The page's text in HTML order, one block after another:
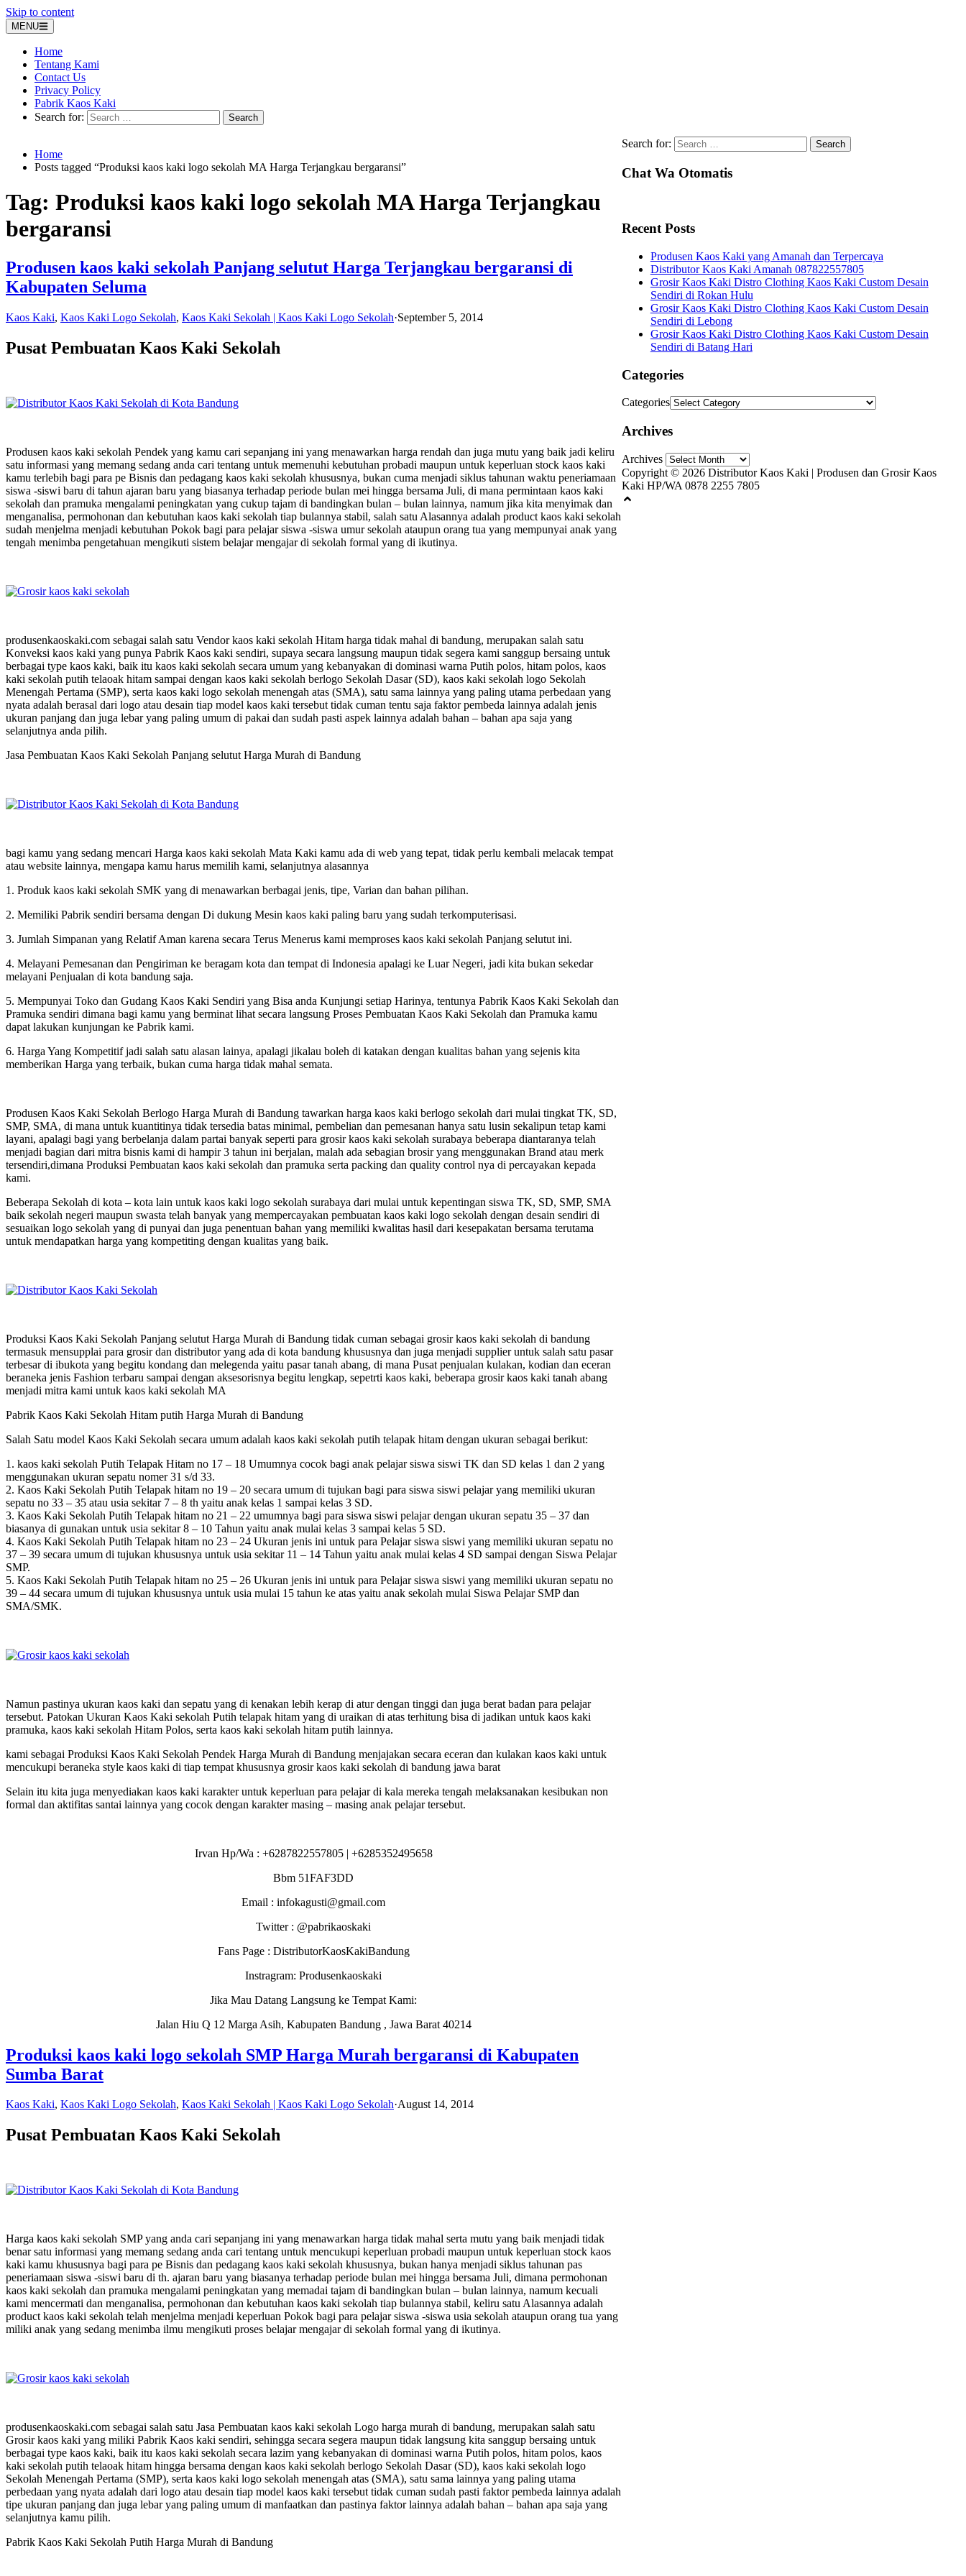
Skip to content
MENU
Home
Tentang Kami
Contact Us
Privacy Policy
Pabrik Kaos Kaki
Search for:
Home
Posts tagged “Produksi kaos kaki logo sekolah MA Harga Terjangkau bergaransi”
Tag: Produksi kaos kaki logo sekolah MA Harga Terjangkau
bergaransi
Produsen kaos kaki sekolah Panjang selutut Harga Terjangkau bergaransi di
Kabupaten Seluma
Kaos Kaki, Kaos Kaki Logo Sekolah, Kaos Kaki Sekolah | Kaos Kaki Logo Sekolah·September 5, 2014
Pusat Pembuatan Kaos Kaki Sekolah
Produsen kaos kaki sekolah Pendek yang kamu cari sepanjang ini yang menawarkan harga rendah dan juga mutu yang baik jadi keliru
satu informasi yang memang sedang anda cari tentang untuk memenuhi kebutuhan probadi maupun untuk keperluan stock kaos kaki
kamu terlebih bagi para pe Bisnis dan pedagang kaos kaki sekolah khususnya, bukan cuma menjadi siklus tahunan waktu peneriamaan
siswa -siswi baru di tahun ajaran baru yang biasanya terhadap periode bulan mei hingga bersama Juli, di mana permintaan kaos kaki
sekolah dan pramuka mengalami peningkatan yang cukup tajam di bandingkan bulan – bulan lainnya, namum jika kita menyimak dan
menganalisa, permohonan dan kebutuhan kaos kaki sekolah tiap bulannya stabil, salah satu Alasannya adalah product kaos kaki sekolah
sudah menjelma menjadi kebutuhan Pokok bagi para pelajar siswa -siswa umur sekolah ataupun orang tua yang mempunyai anak yang
tengah menimba pengetahuan mengikuti sistem belajar mengajar di sekolah formal yang di ikutinya.
produsenkaoskaki.com sebagai salah satu Vendor kaos kaki sekolah Hitam harga tidak mahal di bandung, merupakan salah satu
Konveksi kaos kaki yang punya Pabrik Kaos kaki sendiri, supaya secara langsung maupun tidak segera kami sanggup bersaing untuk
berbagai type kaos kaki, baik itu kaos kaki sekolah secara umum yang kebanyakan di dominasi warna Putih polos, hitam polos, kaos
kaki sekolah putih telaoak hitam sampai dengan kaos kaki sekolah berlogo Sekolah Dasar (SD), kaos kaki sekolah logo Sekolah
Menengah Pertama (SMP), serta kaos kaki logo sekolah menengah atas (SMA), satu sama lainnya yang paling utama perbedaan yang
nyata adalah berasal dari logo atau desain tiap model kaos kaki tersebut tidak cuman tentu saja faktor pembeda lainnya adalah jenis
ukuran panjang dan juga lebar yang paling umum di pakai dan sudah pasti aspek lainnya adalah bahan – bahan apa saja yang
selanjutnya anda pilih.
Jasa Pembuatan Kaos Kaki Sekolah Panjang selutut Harga Murah di Bandung
bagi kamu yang sedang mencari Harga kaos kaki sekolah Mata Kaki kamu ada di web yang tepat, tidak perlu kembali melacak tempat
atau website lainnya, mengapa kamu harus memilih kami, selanjutnya alasannya
1. Produk kaos kaki sekolah SMK yang di menawarkan berbagai jenis, tipe, Varian dan bahan pilihan.
2. Memiliki Pabrik sendiri bersama dengan Di dukung Mesin kaos kaki paling baru yang sudah terkomputerisasi.
3. Jumlah Simpanan yang Relatif Aman karena secara Terus Menerus kami memproses kaos kaki sekolah Panjang selutut ini.
4. Melayani Pemesanan dan Pengiriman ke beragam kota dan tempat di Indonesia apalagi ke Luar Negeri, jadi kita bukan sekedar
melayani Penjualan di kota bandung saja.
5. Mempunyai Toko dan Gudang Kaos Kaki Sendiri yang Bisa anda Kunjungi setiap Harinya, tentunya Pabrik Kaos Kaki Sekolah dan
Pramuka sendiri dimana bagi kamu yang berminat lihat secara langsung Proses Pembuatan Kaos Kaki Sekolah dan Pramuka kamu
dapat lakukan kunjungan ke Pabrik kami.
6. Harga Yang Kompetitif jadi salah satu alasan lainya, apalagi jikalau boleh di katakan dengan kualitas bahan yang sejenis kita
memberikan Harga yang terbaik, bukan cuma harga tidak mahal semata.
Produsen Kaos Kaki Sekolah Berlogo Harga Murah di Bandung tawarkan harga kaos kaki berlogo sekolah dari mulai tingkat TK, SD,
SMP, SMA, di mana untuk kuantitinya tidak tersedia batas minimal, pembelian dan pemesanan hanya satu lusin sekalipun tetap kami
layani, apalagi bagi yang berbelanja dalam partai banyak seperti para grosir kaos kaki sekolah surabaya beberapa diantaranya telah
menjadi bagian dari mitra bisnis kami di hampir 3 tahun ini berjalan, malah ada sebagian brosir yang menggunakan Brand atau merk
tersendiri,dimana Produksi Pembuatan kaos kaki sekolah dan pramuka serta packing dan quality control nya di percayakan kepada
kami.
Beberapa Sekolah di kota – kota lain untuk kaos kaki logo sekolah surabaya dari mulai untuk kepentingan siswa TK, SD, SMP, SMA
baik sekolah negeri maupun swasta telah banyak yang mempercayakan pembuatan kaos kaki logo sekolah dengan desain sendiri di
sesuaikan logo sekolah yang di punyai dan juga penentuan bahan yang memiliki kwalitas hasil dari kesepakatan bersama terutama
untuk mendapatkan harga yang kompetiting dengan kualitas yang baik.
Produksi Kaos Kaki Sekolah Panjang selutut Harga Murah di Bandung tidak cuman sebagai grosir kaos kaki sekolah di bandung
termasuk mensupplai para grosir dan distributor yang ada di kota bandung khususnya dan juga menjadi supplier untuk salah satu pasar
terbesar di ibukota yang begitu kondang dan melegenda yaitu pasar tanah abang, di mana Pusat penjualan kulakan, kodian dan eceran
beraneka jenis Fashion terbaru sampai dengan aksesorisnya begitu lengkap, sepetrti kaos kaki, beberapa grosir kaos kaki tanah abang
menjadi mitra kami untuk kaos kaki sekolah MA
Pabrik Kaos Kaki Sekolah Hitam putih Harga Murah di Bandung
Salah Satu model Kaos Kaki Sekolah secara umum adalah kaos kaki sekolah putih telapak hitam dengan ukuran sebagai berikut:
1. kaos kaki sekolah Putih Telapak Hitam no 17 – 18 Umumnya cocok bagi anak pelajar siswa siswi TK dan SD kelas 1 dan 2 yang
menggunakan ukuran sepatu nomer 31 s/d 33.
2. Kaos Kaki Sekolah Putih Telapak hitam no 19 – 20 secara umum di tujukan bagi para siswa siswi pelajar yang memiliki ukuran
sepatu no 33 – 35 atau usia sekitar 7 – 8 th yaitu anak kelas 1 sampai kelas 3 SD.
3. Kaos Kaki Sekolah Putih Telapak hitam no 21 – 22 umumnya bagi para siswa siswi pelajar dengan ukuran sepatu 35 – 37 dan
biasanya di gunakan untuk usia sekitar 8 – 10 Tahun yaitu anak mulai kelas 3 sampai kelas 5 SD.
4. Kaos Kaki Sekolah Putih Telapak hitam no 23 – 24 Ukuran jenis ini untuk para Pelajar siswa siswi yang memiliki ukuran sepatu no
37 – 39 secara umum di tujukan khususnya untuk usia sekitar 11 – 14 Tahun yaitu anak mulai kelas 4 SD sampai dengan Siswa Pelajar
SMP.
5. Kaos Kaki Sekolah Putih Telapak hitam no 25 – 26 Ukuran jenis ini untuk para Pelajar siswa siswi yang memiliki ukuran sepatu no
39 – 44 secara umum di tujukan khususnya untuk usia mulai 15 tahun ke atas yaitu anak sekolah mulai Siswa Pelajar SMP dan
SMA/SMK.
Namun pastinya ukuran kaos kaki dan sepatu yang di kenakan lebih kerap di atur dengan tinggi dan juga berat badan para pelajar
tersebut. Patokan Ukuran Kaos Kaki sekolah Putih telapak hitam yang di uraikan di atas terhitung bisa di jadikan untuk kaos kaki
pramuka, kaos kaki sekolah Hitam Polos, serta kaos kaki sekolah hitam putih lainnya.
kami sebagai Produksi Kaos Kaki Sekolah Pendek Harga Murah di Bandung menjajakan secara eceran dan kulakan kaos kaki untuk
mencukupi beraneka style kaos kaki di tiap tempat khususnya grosir kaos kaki sekolah di bandung jawa barat
Selain itu kita juga menyediakan kaos kaki karakter untuk keperluan para pelajar di kala mereka tengah melaksanakan kesibukan non
formal dan aktifitas santai lainnya yang cocok dengan karakter masing – masing anak pelajar tersebut.
Irvan Hp/Wa : +6287822557805 | +6285352495658
Bbm 51FAF3DD
Email : infokagusti@gmail.com
Twitter : @pabrikaoskaki
Fans Page : DistributorKaosKakiBandung
Instragram: Produsenkaoskaki
Jika Mau Datang Langsung ke Tempat Kami:
Jalan Hiu Q 12 Marga Asih, Kabupaten Bandung , Jawa Barat 40214
Produksi kaos kaki logo sekolah SMP Harga Murah bergaransi di Kabupaten
Sumba Barat
Kaos Kaki, Kaos Kaki Logo Sekolah, Kaos Kaki Sekolah | Kaos Kaki Logo Sekolah·August 14, 2014
Pusat Pembuatan Kaos Kaki Sekolah
Harga kaos kaki sekolah SMP yang anda cari sepanjang ini yang menawarkan harga tidak mahal serta mutu yang baik menjadi tidak
benar satu informasi yang memang sedang anda cari tentang untuk mencukupi keperluan probadi maupun untuk keperluan stock kaos
kaki kamu khususnya bagi para pe Bisnis dan pedagang kaos kaki sekolah khususnya, bukan hanya menjadi siklus tahunan pas
peneriamaan siswa -siswi baru di th. ajaran baru yang biasanya terhadap periode bulan mei hingga bersama Juli, dimana permohonan
kaos kaki sekolah dan pramuka mengalami peningkatan yang memadai tajam di bandingkan bulan – bulan lainnya, namum kecuali
kami mencermati dan menganalisa, permohonan dan kebutuhan kaos kaki sekolah tiap bulannya stabil, keliru satu Alasannya adalah
product kaos kaki sekolah telah menjelma menjadi keperluan Pokok bagi para pelajar siswa -siswa usia sekolah ataupun orang tua yang
miliki anak yang sedang menimba ilmu mengikuti proses belajar mengajar di sekolah formal yang di ikutinya.
produsenkaoskaki.com sebagai salah satu Jasa Pembuatan kaos kaki sekolah Logo harga murah di bandung, merupakan salah satu
Grosir kaos kaki yang miliki Pabrik Kaos kaki sendiri, sehingga secara segera maupun tidak langsung kita sanggup bersaing untuk
berbagai type kaos kaki, baik itu kaos kaki sekolah secara lazim yang kebanyakan di dominasi warna Putih polos, hitam polos, kaos
kaki sekolah putih telaoak hitam hingga bersama dengan kaos kaki sekolah berlogo Sekolah Dasar (SD), kaos kaki sekolah logo
Sekolah Menengah Pertama (SMP), serta kaos kaki logo sekolah menengah atas (SMA), satu sama lainnya yang paling utama
perbedaan yang nyata adalah dari logo atau desain tiap model kaos kaki tersebut tidak cuman sudah pasti faktor pembeda lainnya adalah
tipe ukuran panjang dan juga lebar yang paling umum di manfaatkan dan pastinya faktor lainnya adalah bahan – bahan apa saja yang
selanjutnya kamu pilih.
Pabrik Kaos Kaki Sekolah Putih Harga Murah di Bandung
Search for:
Chat Wa Otomatis
Recent Posts
Produsen Kaos Kaki yang Amanah dan Terpercaya
Distributor Kaos Kaki Amanah 087822557805
Grosir Kaos Kaki Distro Clothing Kaos Kaki Custom Desain
Sendiri di Rokan Hulu
Grosir Kaos Kaki Distro Clothing Kaos Kaki Custom Desain
Sendiri di Lebong
Grosir Kaos Kaki Distro Clothing Kaos Kaki Custom Desain
Sendiri di Batang Hari
Categories
Categories
Archives
Archives
Copyright © 2026 Distributor Kaos Kaki | Produsen dan Grosir Kaos
Kaki HP/WA 0878 2255 7805